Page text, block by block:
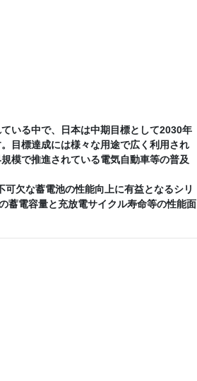
いる中で、日本は中期目標として2030年
目標達成には様々な用途で広く利用され
模で推進されている電気自動車等の普及
欠な蓄電池の性能向上に有益となるシリ
蓄電容量と充放電サイクル寿命等の性能面